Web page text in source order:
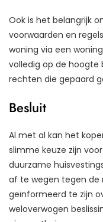
Ook is het belangrijk
voorwaarden en
woning via een
volledig op de hoogte
rechten die gepaard
Besluit
Al met al kan het
slimme keuze zijn
duurzame
af te wegen tegen de
geïnformeerd te zijn
weloverwogen